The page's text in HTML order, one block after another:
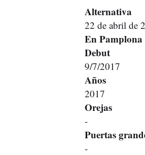
Alternativa
22 de abril de
En Pamplona
Debut
9/7/2017
Años
2017
Orejas
-
Puertas
-